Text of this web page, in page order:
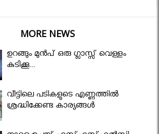
MORE NEWS
ഉറങ്ങും മുന്‍പ് ഒരു ഗ്ലാസ്സ് വെള്ളം
കുടിക്കൂ...
വീട്ടിലെ പടികളുടെ എണ്ണത്തിൽ
ശ്രദ്ധിക്കേണ്ട കാര്യങ്ങൾ